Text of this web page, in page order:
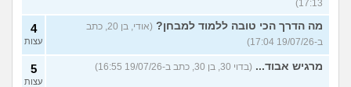
17:13)
מה הדרך הכי טובה ללמוד למבחן?
(אודי, בן 20, כתב
ב-19/07/26 17:04)
4
עצות
מרגיש אבוד... (בדוי 30, בן 30, כתב ב-19/07/26 16:55) 5
עצות